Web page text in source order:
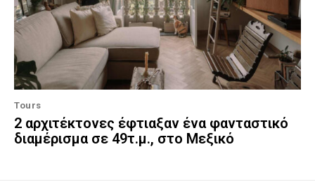
Tours
2 αρχιτέκτονες έφτιαξαν ένα φανταστικό
διαμέρισμα σε 49τ.μ., στο Μεξικό